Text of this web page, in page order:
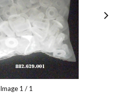
Image 1 / 1